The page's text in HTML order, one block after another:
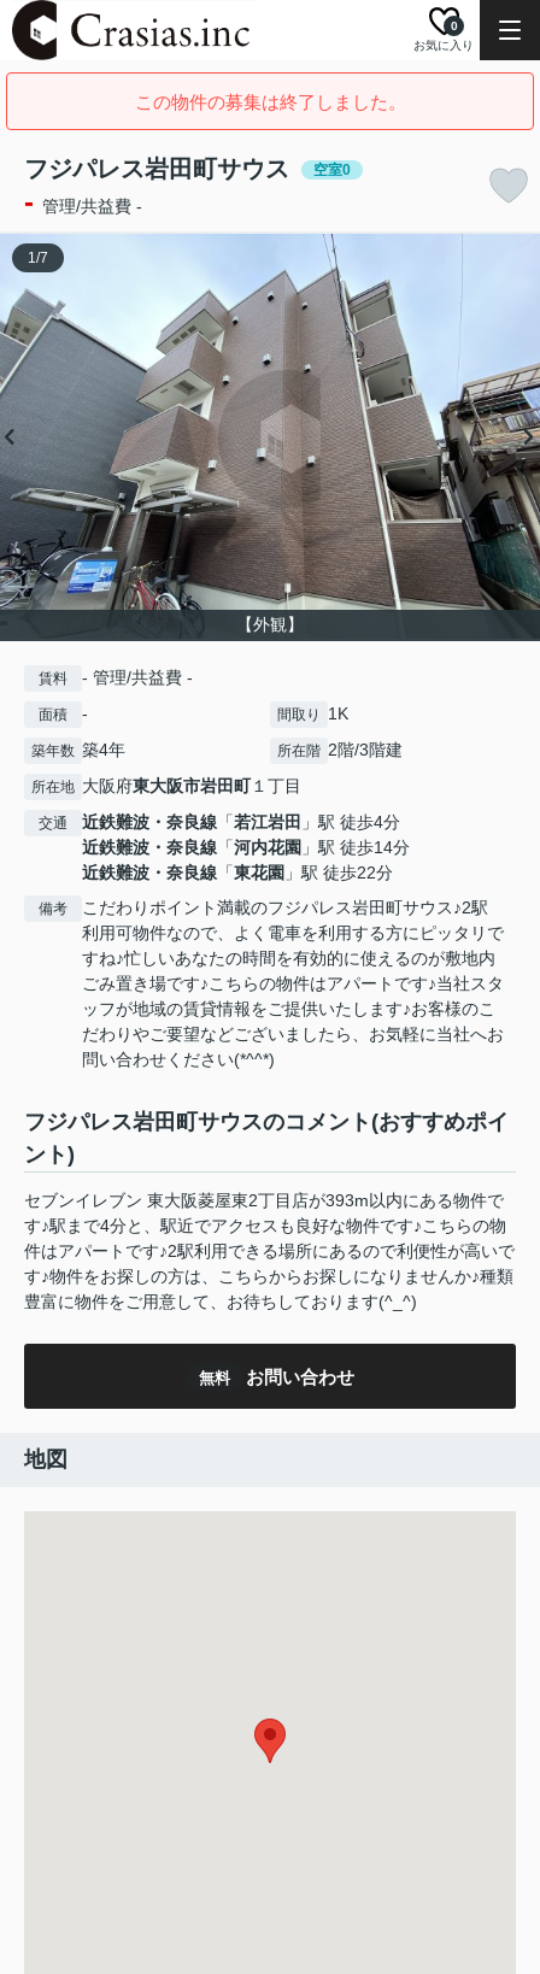
お気に入り
0
この物件の募集は終了しました。
フジパレス岩田町サウス 空室0
- 管理/共益費 -
【外観】
1/7
賃料 - 管理/共益費 -
面積 - 間取り 1K
築年数 築4年 所在階 2階/3階建
所在地 大阪府東大阪市岩田町１丁目
交通 近鉄難波・奈良線 「若江岩田 」駅 徒歩4分
近鉄難波・奈良線 「河内花園 」駅 徒歩14分
近鉄難波・奈良線 「東花園 」駅 徒歩22分
備考
こだわりポイント満載のフジパレス岩田町サウス♪2駅
利用可物件なので、よく電車を利用する方にピッタリで
すね♪忙しいあなたの時間を有効的に使えるのが敷地内
ごみ置き場です♪こちらの物件はアパートです♪当社スタ
ッフが地域の賃貸情報をご提供いたします♪お客様のこ
だわりやご要望などございましたら、お気軽に当社へお
問い合わせください(*^^*)
フジパレス岩田町サウスのコメント(おすすめポイ
ント)
セブンイレブン 東大阪菱屋東2丁目店が393m以内にある物件で
す♪駅まで4分と、駅近でアクセスも良好な物件です♪こちらの物
件はアパートです♪2駅利用できる場所にあるので利便性が高いで
す♪物件をお探しの方は、こちらからお探しになりませんか♪種類
豊富に物件をご用意して、お待ちしております(^_^)
無料 お問い合わせ
地図